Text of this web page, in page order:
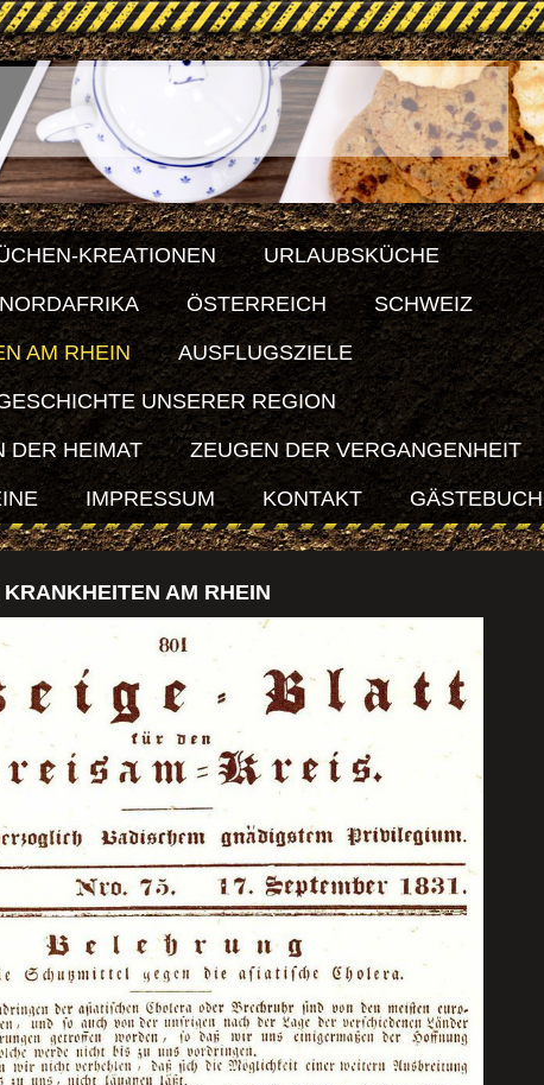
KREATIONEN URLAUBSKÜCHE
NORDAFRIKA ÖSTERREICH SCHWEIZ
AM RHEIN AUSFLUGSZIELE
UNSERER REGION
DER HEIMAT ZEUGEN DER VERGANGENHEIT
IMPRESSUM KONTAKT GÄSTEBUCH
AM RHEIN